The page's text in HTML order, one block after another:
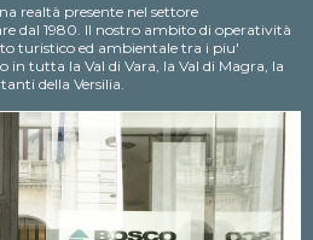
realtà presente nel settore
dal 1980. Il nostro ambito di operatività
turistico ed ambientale tra i piu'
tutta la Val di Vara, la Val di Magra, la
della Versilia.